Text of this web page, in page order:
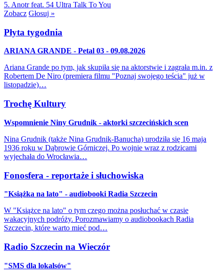
5. Anotr feat. 54 Ultra Talk To You
Zobacz Głosuj »
Płyta tygodnia
ARIANA GRANDE - Petal 03 - 09.08.2026
Ariana Grande po tym, jak skupiła się na aktorstwie i zagrała m.in. z
Robertem De Niro (premiera filmu "Poznaj swojego teścia" już w
listopadzie)…
Trochę Kultury
Wspomnienie Niny Grudnik - aktorki szczecińskich scen
Nina Grudnik (także Nina Grudnik-Banucha) urodziła się 16 maja
1936 roku w Dąbrowie Górniczej. Po wojnie wraz z rodzicami
wyjechała do Wrocławia…
Fonosfera - reportaże i słuchowiska
"Książka na lato" - audiobooki Radia Szczecin
W "Książce na lato" o tym czego można posłuchać w czasie
wakacyjnych podróży. Porozmawiamy o audiobookach Radia
Szczecin, które warto mieć pod…
Radio Szczecin na Wieczór
"SMS dla lokalsów"